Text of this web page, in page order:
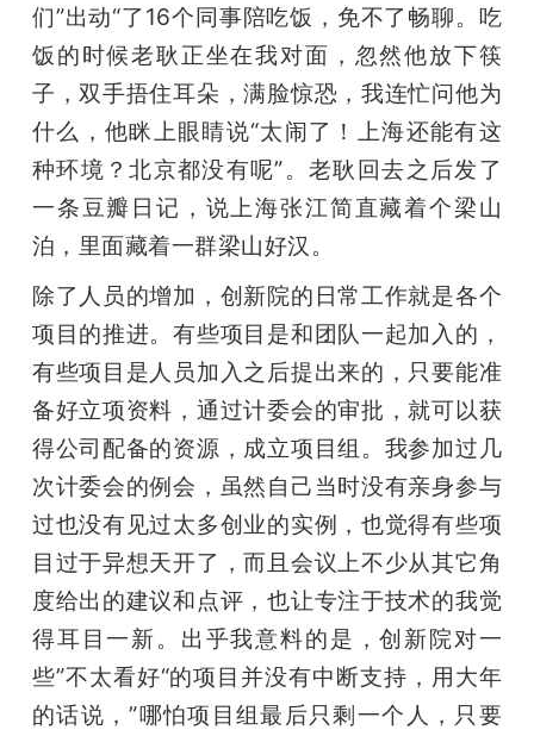
们”出动“了16个同事陪吃饭，免不了畅聊。吃
饭的时候老耿正坐在我对面，忽然他放下筷
子，双手捂住耳朵，满脸惊恐，我连忙问他为
什么，他眯上眼睛说“太闹了！上海还能有这
种环境？北京都没有呢”。老耿回去之后发了
一条豆瓣日记，说上海张江简直藏着个梁山
泊，里面藏着一群梁山好汉。
除了人员的增加，创新院的日常工作就是各个
项目的推进。有些项目是和团队一起加入的，
有些项目是人员加入之后提出来的，只要能准
备好立项资料，通过计委会的审批，就可以获
得公司配备的资源，成立项目组。我参加过几
次计委会的例会，虽然自己当时没有亲身参与
过也没有见过太多创业的实例，也觉得有些项
目过于异想天开了，而且会议上不少从其它角
度给出的建议和点评，也让专注于技术的我觉
得耳目一新。出乎我意料的是，创新院对一
些”不太看好“的项目并没有中断支持，用大年
的话说，”哪怕项目组最后只剩一个人，只要